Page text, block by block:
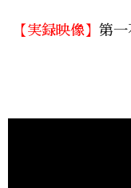
【実録映像】 第一